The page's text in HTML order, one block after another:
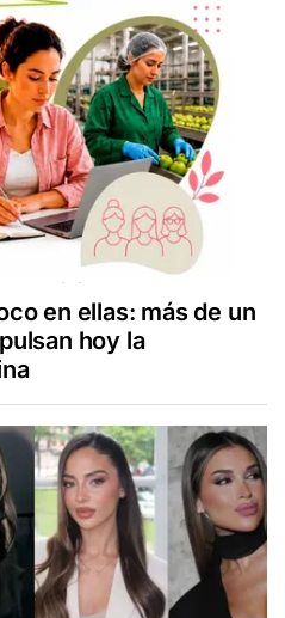
en ellas: más de un
hoy la